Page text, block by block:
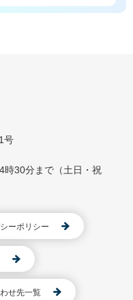
号
時30分まで（土日・祝
ーポリシー
せ先一覧